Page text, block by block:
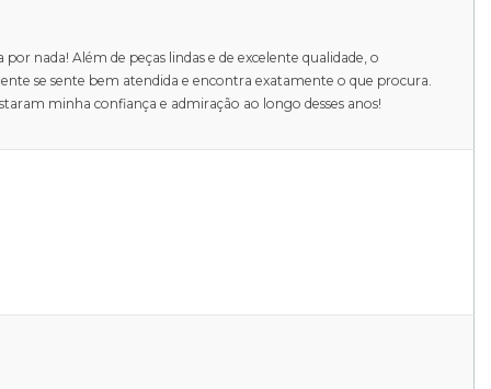
nada! Além de peças lindas e de excelente qualidade, o
se sente bem atendida e encontra exatamente o que procura.
minha confiança e admiração ao longo desses anos!